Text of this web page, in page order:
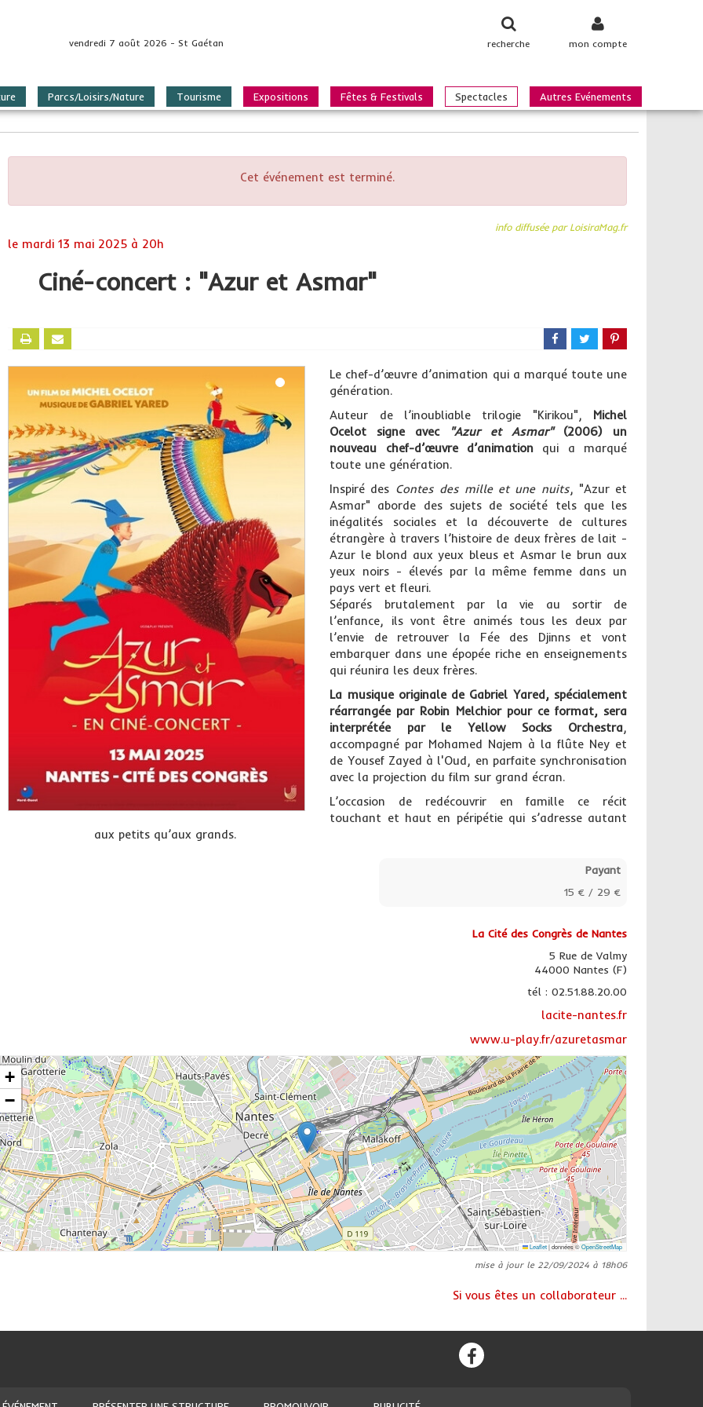
mon compte
recherche
vendredi 7 août 2026 - St Gaétan
Parcs/Loisirs/Nature Tourisme Expositions Fêtes & Festivals Spectacles Autres Evénements
Cet événement est terminé.
info diffusée par LoisiraMag.fr
le mardi 13 mai 2025 à 20h
Ciné-concert : "Azur et Asmar"
Le chef-d’œuvre d’animation qui a marqué toute une
génération.
Auteur de l’inoubliable trilogie "Kirikou", Michel
Ocelot signe avec
"Azur et Asmar"(2006) un
nouveau chef-d’œuvre d’animationqui a marqué
toute une génération.
Inspiré des Contes des mille et une nuits, "Azur et
Asmar" aborde des sujets de société tels que les
inégalités sociales et la découverte de cultures
étrangère à travers l’histoire de deux frères de lait -
Azur le blond aux yeux bleus et Asmar le brun aux
yeux noirs - élevés par la même femme dans un
pays vert et fleuri.
Séparés brutalement par la vie au sortir de
l’enfance, ils vont être animés tous les deux par
l’envie de retrouver la Fée des Djinns et vont
embarquer dans une épopée riche en enseignements
qui réunira les deux frères.
La musique originale de Gabriel Yared, spécialement
réarrangée par Robin Melchior pour ce format, sera
interprétée par le Yellow Socks Orchestra,
accompagné par Mohamed Najem à la flûte Ney et
de Yousef Zayed à l'Oud, en parfaite synchronisation
avec la projection du film sur grand écran.
L’occasion de redécouvrir en famille ce récit
touchant et haut en péripétie qui s’adresse autant
aux petits qu’aux grands.
Payant
15 € / 29 €
La Cité des Congrès de Nantes
5 Rue de Valmy
44000 Nantes (F)
tél : 02.51.88.20.00
lacite-nantes.fr
www.u-play.fr/azuretasmar
+
−
Leaflet|données ©OpenStreetMap
mise à jour le 22/09/2024 à 18h06
Si vous êtes un collaborateur ...